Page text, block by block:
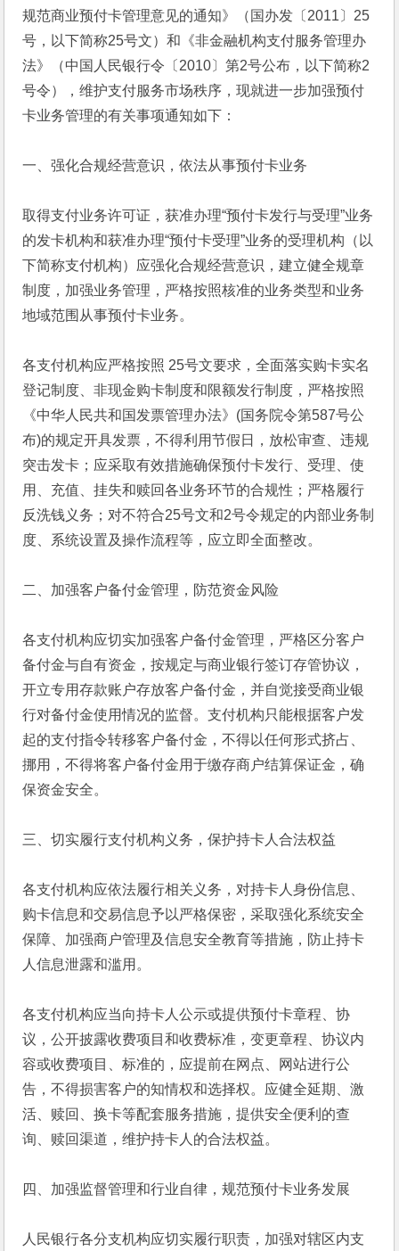
规范商业预付卡管理意见的通知》（国办发〔2011〕25
号，以下简称25号文）和《非金融机构支付服务管理办
法》（中国人民银行令〔2010〕第2号公布，以下简称2
号令），维护支付服务市场秩序，现就进一步加强预付
卡业务管理的有关事项通知如下：
一、强化合规经营意识，依法从事预付卡业务
取得支付业务许可证，获准办理“预付卡发行与受理”业务
的发卡机构和获准办理“预付卡受理”业务的受理机构（以
下简称支付机构）应强化合规经营意识，建立健全规章
制度，加强业务管理，严格按照核准的业务类型和业务
地域范围从事预付卡业务。
各支付机构应严格按照 25号文要求，全面落实购卡实名
登记制度、非现金购卡制度和限额发行制度，严格按照
《中华人民共和国发票管理办法》(国务院令第587号公
布)的规定开具发票，不得利用节假日，放松审查、违规
突击发卡；应采取有效措施确保预付卡发行、受理、使
用、充值、挂失和赎回各业务环节的合规性；严格履行
反洗钱义务；对不符合25号文和2号令规定的内部业务制
度、系统设置及操作流程等，应立即全面整改。
二、加强客户备付金管理，防范资金风险
各支付机构应切实加强客户备付金管理，严格区分客户
备付金与自有资金，按规定与商业银行签订存管协议，
开立专用存款账户存放客户备付金，并自觉接受商业银
行对备付金使用情况的监督。支付机构只能根据客户发
起的支付指令转移客户备付金，不得以任何形式挤占、
挪用，不得将客户备付金用于缴存商户结算保证金，确
保资金安全。
三、切实履行支付机构义务，保护持卡人合法权益
各支付机构应依法履行相关义务，对持卡人身份信息、
购卡信息和交易信息予以严格保密，采取强化系统安全
保障、加强商户管理及信息安全教育等措施，防止持卡
人信息泄露和滥用。
各支付机构应当向持卡人公示或提供预付卡章程、协
议，公开披露收费项目和收费标准，变更章程、协议内
容或收费项目、标准的，应提前在网点、网站进行公
告，不得损害客户的知情权和选择权。应健全延期、激
活、赎回、换卡等配套服务措施，提供安全便利的查
询、赎回渠道，维护持卡人的合法权益。
四、加强监督管理和行业自律，规范预付卡业务发展
人民银行各分支机构应切实履行职责，加强对辖区内支